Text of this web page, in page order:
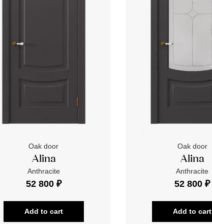
Oak door
Alina
Anthracite
52 800 ₽
Add to cart
Oak door
Alina
Anthracite
52 800 ₽
Add to cart